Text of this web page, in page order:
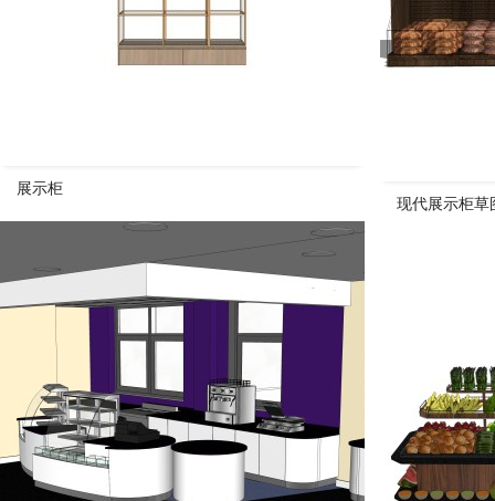
展示柜
现代展示柜草